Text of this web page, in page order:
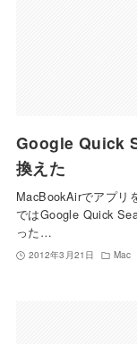
Google Quick
換えた
MacBookAirでアプリ
ではGoogle Quick
った…
2012年3月21日 Mac